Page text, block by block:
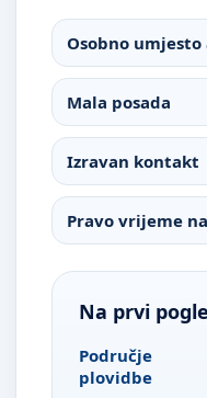
Osobno
Mala posada
Izravan kontakt
Pravo vrijeme
Na prvi
Područje
plovidbe